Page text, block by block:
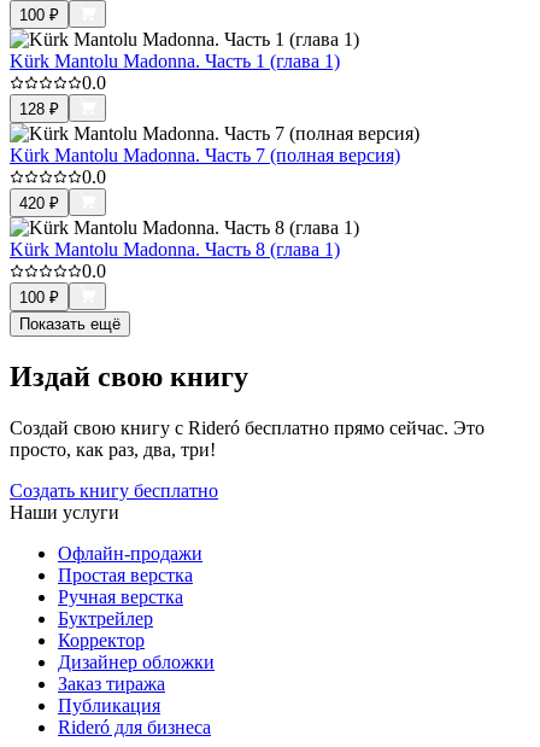
100 ₽
Kürk Mantolu Madonna. Часть 1 (глава 1)
0.0
128 ₽
Kürk Mantolu Madonna. Часть 7 (полная версия)
0.0
420 ₽
Kürk Mantolu Madonna. Часть 8 (глава 1)
0.0
100 ₽
Показать ещё
Издай свою книгу
Создай свою книгу с Rideró бесплатно прямо сейчас. Это
просто, как раз, два, три!
Создать книгу бесплатно
Наши услуги
Офлайн-продажи
Простая верстка
Ручная верстка
Буктрейлер
Корректор
Дизайнер обложки
Заказ тиража
Публикация
Rideró для бизнеса